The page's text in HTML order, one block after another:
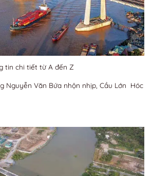
tin chi tiết từ A đến Z
Nguyễn Văn Bứa nhộn nhịp, Cầu Lớn Hóc